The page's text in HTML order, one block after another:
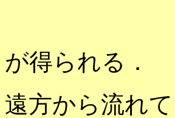
が得られる．
遠方から流れ